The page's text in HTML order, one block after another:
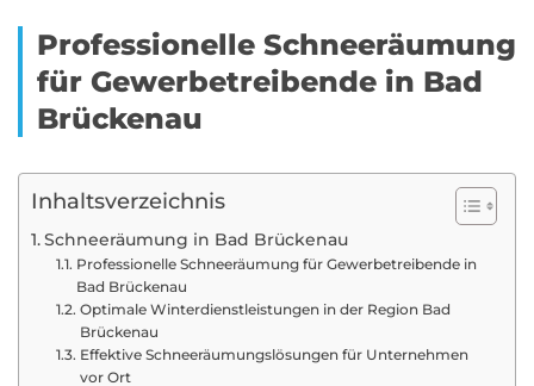
Professionelle Schneeräumung
für Gewerbetreibende in Bad
Brückenau
Inhaltsverzeichnis
Schneeräumung in Bad Brückenau
Professionelle Schneeräumung für Gewerbetreibende in
Bad Brückenau
Optimale Winterdienstleistungen in der Region Bad
Brückenau
Effektive Schneeräumungslösungen für Unternehmen
vor Ort